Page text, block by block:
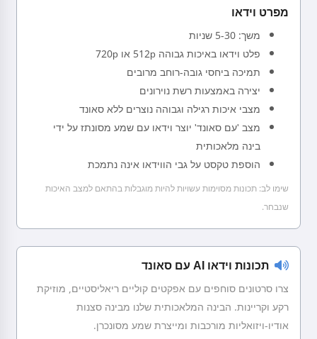
מפרט וידאו
משך: 5-30 שניות
פלט וידאו באיכות גבוהה 512p או 720p
תמיכה ביחסי גובה-רוחב מרובים
יצירה באמצעות רשת נוירונים
מצבי איכות רגילה וגבוהה נוצרים ללא סאונד
מצב 'עם סאונד' יוצר וידאו עם שמע מסונתז על ידי
בינה מלאכותית
הוספת טקסט על גבי הווידאו אינה נתמכת
שימו לב: תכונות מסוימות עשויות להיות מוגבלות בהתאם למצב האיכות
שנבחר.
תכונות וידאו AI עם סאונד
צרו סרטונים סוחפים עם אפקטים קוליים ריאליסטיים, מוזיקת
רקע וקריינות. הבינה המלאכותית שלנו מבינה סצנות
אודיו-ויזואליות מורכבות ומייצרת שמע מסונכרן.